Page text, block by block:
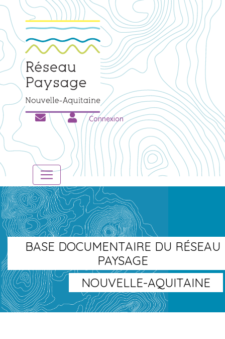
Connexion
BASE DOCUMENTAIRE DU RÉSEAU
PAYSAGE
NOUVELLE-AQUITAINE